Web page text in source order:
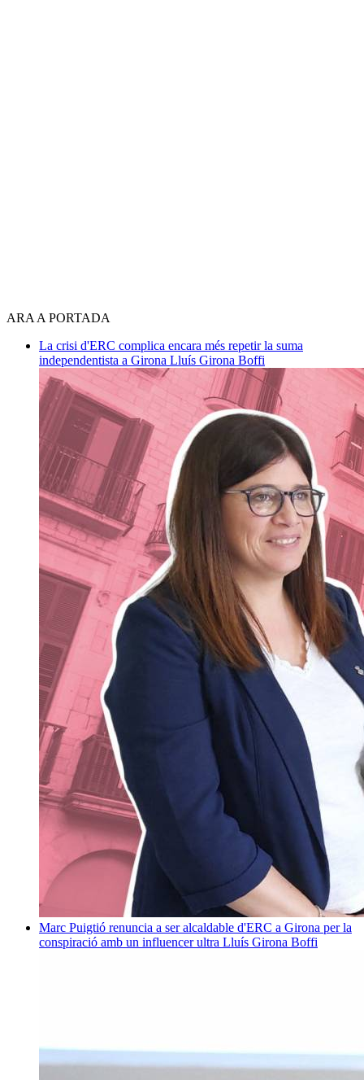
ARA A PORTADA
La crisi d'ERC complica encara més repetir la suma
independentista a Girona Lluís Girona Boffi
Marc Puigtió renuncia a ser alcaldable d'ERC a Girona per la
conspiració amb un influencer ultra Lluís Girona Boffi